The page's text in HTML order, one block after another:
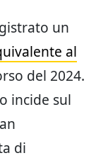
un
al
del 2024.
incide sul
di